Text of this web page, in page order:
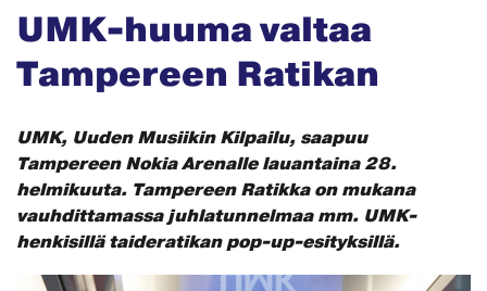
UMK-huuma valtaa
Tampereen Ratikan
UMK, Uuden Musiikin Kilpailu, saapuu
Tampereen Nokia Arenalle lauantaina 28.
helmikuuta. Tampereen Ratikka on mukana
vauhdittamassa juhlatunnelmaa mm. UMK-
henkisillä taideratikan pop-up-esityksillä.